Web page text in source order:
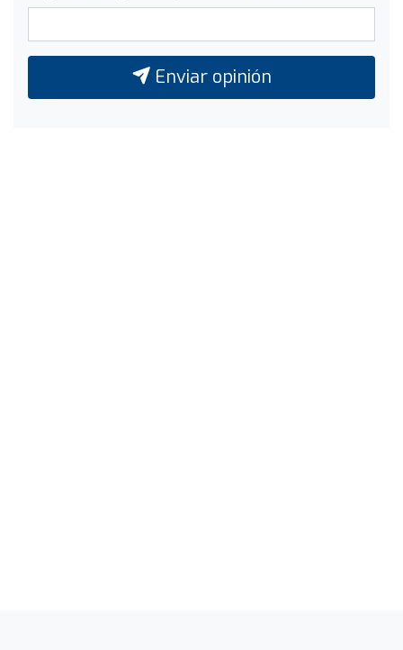
Enviar opinión